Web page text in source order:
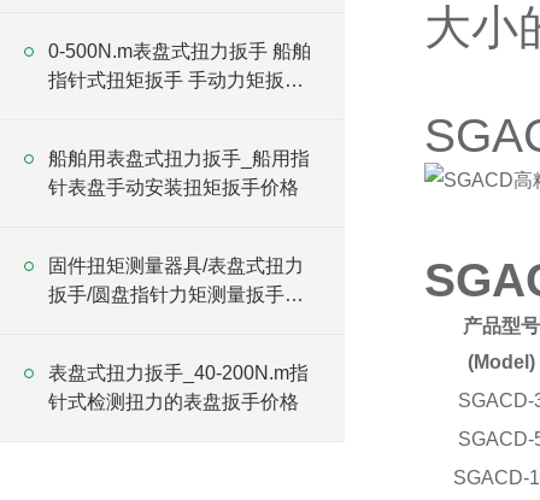
0-500N.m表盘式扭力扳手 船舶
指针式扭矩扳手 手动力矩扳手
船舶用表盘式扭力扳手_船用指
针表盘手动安装扭矩扳手价格
固件扭矩测量器具/表盘式扭力
扳手/圆盘指针力矩测量扳手价
表盘式扭力扳手_40-200N.m指
针式检测扭力的表盘扳手价格
大小
产品型号
(Model)
SGACD-
SGACD-
SGACD-